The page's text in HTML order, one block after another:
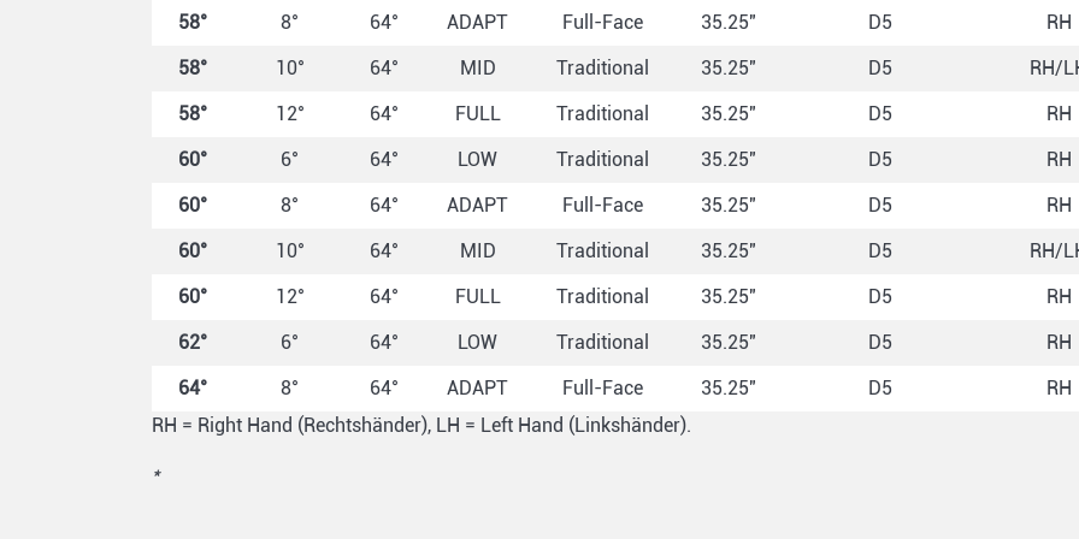
58° 8° 64° ADAPT Full-Face 35.25" D5
RH
58°
10° 64° MID Traditional 35.25" D5
RH/
58°
12° 64° FULL Traditional 35.25" D5
RH
60°
6° 64° LOW Traditional 35.25" D5
RH
60°
8° 64° ADAPT Full-Face 35.25" D5
RH
60°
10° 64° MID Traditional 35.25" D5
RH/
60°
12° 64° FULL Traditional 35.25" D5
RH
62°
6° 64° LOW Traditional 35.25" D5
RH
64°
8° 64° ADAPT Full-Face 35.25" D5
RH
RH = Right Hand (Rechtshänder), LH = Left Hand (Linkshänder).
*